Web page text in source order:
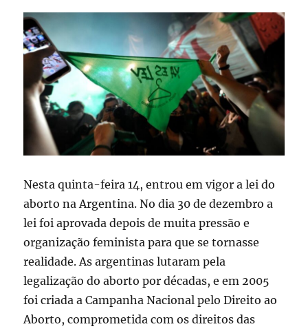
Nesta quinta-feira 14, entrou em vigor a lei do
aborto na Argentina. No dia 30 de dezembro a
lei foi aprovada depois de muita pressão e
organização feminista para que se tornasse
realidade. As argentinas lutaram pela
legalização do aborto por décadas, e em 2005
foi criada a Campanha Nacional pelo Direito ao
Aborto, comprometida com os direitos das